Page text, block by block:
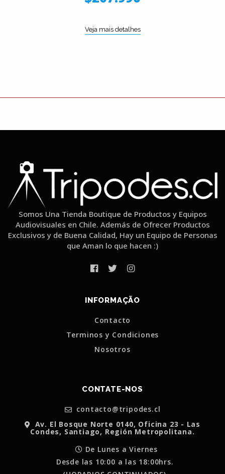
Veja mais detalhes
Somos Una Tienda Boutique de Productos y Equipos
Audiovisuales en Chile. Además de Ofrecer Productos
Exclusivos y de Buena Calidad, Hay un Equipo de Personas
que Aman lo que hacen :)
INFORMAÇÃO
Contacto
Terminos y Condiciones
Nosotros
CONTATE-NOS
contacto@tripodes.cl
Av. El Bosque Norte 0140, Oficina 23 - Las
Condes, Santiago, Región Metropolitana.
De Lunes a Viernes
Desde las 10:00 a las 18:00hrs.